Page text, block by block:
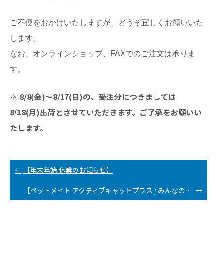
ご不便をおかけいたしますが、どうぞ宜しくお願いいた
します。
なお、オンラインショップ、FAXでのご注文は承りま
す。
※ 8/8(金)～8/17(日)の、受注分につきましては
8/18(月)出荷とさせていただきます。ご了承をお願いい
たします。
← 【年末年始 休業のお知らせ】
【ペットメイト アクティブキャットプラス / みんなのやわらかキューブクッキー 販売終了のお知らせ】 →